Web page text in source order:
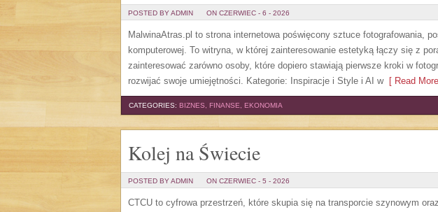
POSTED BY ADMIN ON CZERWIEC - 6 - 2026
MalwinaAtras.pl to strona internetowa poświęcony sztuce fotografowania,
komputerowej. To witryna, w której zainteresowanie estetyką łączy się z
zainteresować zarówno osoby, które dopiero stawiają pierwsze kroki w
rozwijać swoje umiejętności. Kategorie: Inspiracje i Style i AI w[ Read
CATEGORIES: BIZNES, FINANSE, EKONOMIA
Kolej na Świecie
POSTED BY ADMIN ON CZERWIEC - 5 - 2026
CTCU to cyfrowa przestrzeń, które skupia się na transporcie szynowym